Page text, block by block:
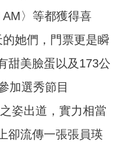
〉等都獲得喜
她們，門票更是瞬
甜美臉蛋以及173公
加選秀節目
姿出道，實力相當
卻流傳一張張員瑛